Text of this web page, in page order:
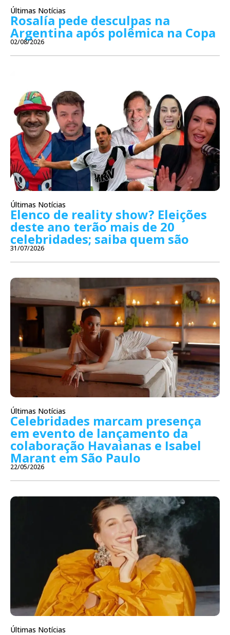
Últimas Notícias
Rosalía pede desculpas na
Argentina após polêmica na Copa
02/08/2026
Últimas Notícias
Elenco de reality show? Eleições
deste ano terão mais de 20
celebridades; saiba quem são
31/07/2026
Últimas Notícias
Celebridades marcam presença
em evento de lançamento da
colaboração Havaianas e Isabel
Marant em São Paulo
22/05/2026
Últimas Notícias